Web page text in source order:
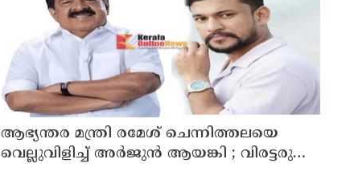
ആഭ്യന്തര മന്ത്രി രമേശ് ചെന്നിത്തലയെ
വെല്ലുവിളിച്ച് അ‍ർജുൻ ആയങ്കി ; വിരട്ടരുത്..